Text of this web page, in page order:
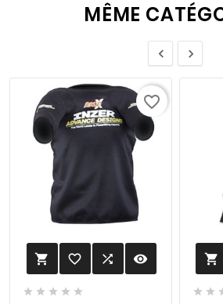
MÊME
 
 favorite_border  visibility
    
favorite_border

 